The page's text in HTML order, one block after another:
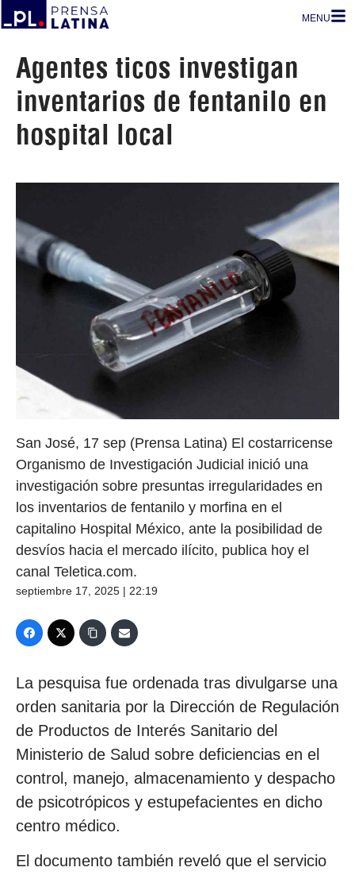
MENU
Agentes ticos investigan
inventarios de fentanilo en
hospital local
San José, 17 sep (Prensa Latina) El costarricense
Organismo de Investigación Judicial inició una
investigación sobre presuntas irregularidades en
los inventarios de fentanilo y morfina en el
capitalino Hospital México, ante la posibilidad de
desvíos hacia el mercado ilícito, publica hoy el
canal Teletica.com.
septiembre 17, 2025 | 22:19
La pesquisa fue ordenada tras divulgarse una
orden sanitaria por la Dirección de Regulación
de Productos de Interés Sanitario del
Ministerio de Salud sobre deficiencias en el
control, manejo, almacenamiento y despacho
de psicotrópicos y estupefacientes en dicho
centro médico.
El documento también reveló que el servicio